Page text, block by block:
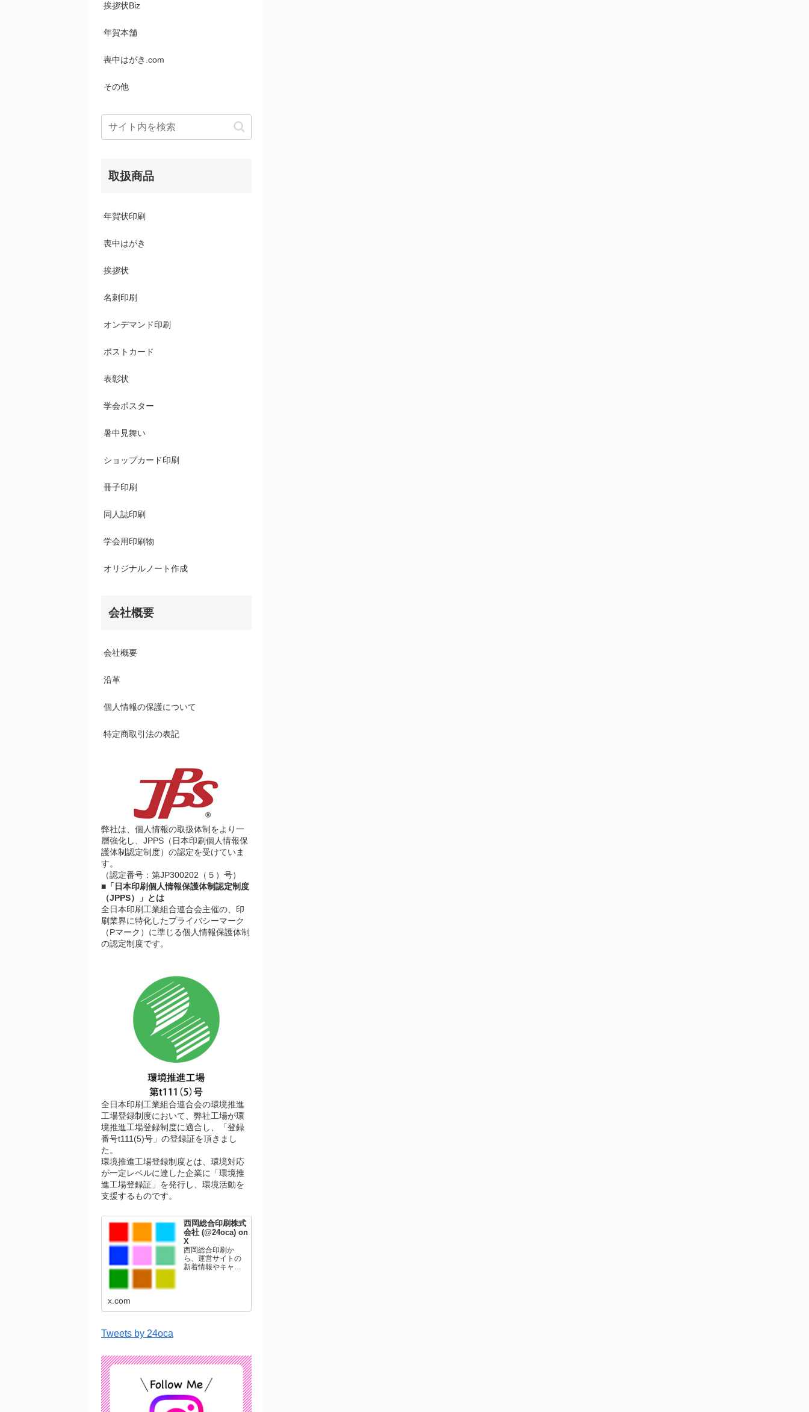
挨拶状Biz
年賀本舗
喪中はがき.com
その他
取扱商品
年賀状印刷
喪中はがき
挨拶状
名刺印刷
オンデマンド印刷
ポストカード
表彰状
学会ポスター
暑中見舞い
ショップカード印刷
冊子印刷
同人誌印刷
学会用印刷物
オリジナルノート作成
会社概要
会社概要
沿革
個人情報の保護について
特定商取引法の表記
弊社は、個人情報の取扱体制をより一
層強化し、JPPS（日本印刷個人情報保
護体制認定制度）の認定を受けていま
す。
（認定番号：第JP300202（５）号）
■「日本印刷個人情報保護体制認定制度
（JPPS）」とは
全日本印刷工業組合連合会主催の、印
刷業界に特化したプライバシーマーク
（Pマーク）に準じる個人情報保護体制
の認定制度です。
全日本印刷工業組合連合会の環境推進
工場登録制度において、弊社工場が環
境推進工場登録制度に適合し、「登録
番号t111(5)号」の登録証を頂きまし
た。
環境推進工場登録制度とは、環境対応
が一定レベルに達した企業に「環境推
進工場登録証」を発行し、環境活動を
支援するものです。
西岡総合印刷株式
会社 (@24oca) on
X
西岡総合印刷か
ら、運営サイトの
新着情報やキャン
ています。
x.com
Tweets by 24oca